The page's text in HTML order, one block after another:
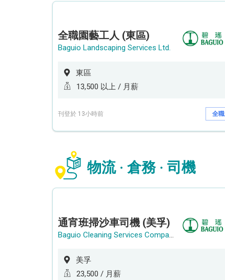
全職園藝工人 (東區)
Baguio Landscaping Services Ltd.
東區
13,500 以上 / 月薪
刊登於 13小時前 全職
物流 · 倉務 · 司機
通宵班掃沙車司機 (美孚)
Baguio Cleaning Services Company Limited
美孚
23,500 / 月薪